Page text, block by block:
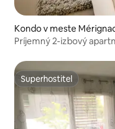
Kondo v meste
Príjemný 2-izbový
Superhostiteľ
Superhostiteľ